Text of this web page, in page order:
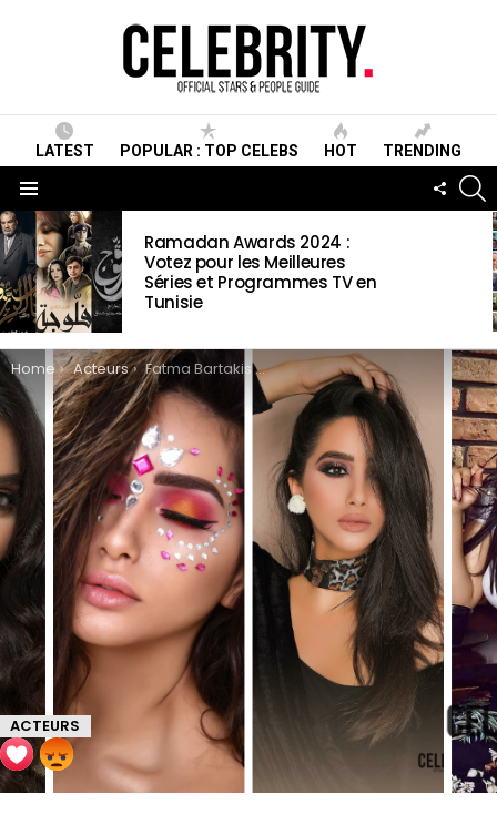
LATEST POPULAR : TOP CELEBS HOT TRENDING
LATEST
STORIES
Ramadan Awards 2024 :
Votez pour les Meilleures
Séries et Programmes TV en
Tunisie
You are here:
Home Acteurs Fatma Bartakis Wiki, Biographie, Age, Taille, Mariage, Contact & Informations
ACTEURS